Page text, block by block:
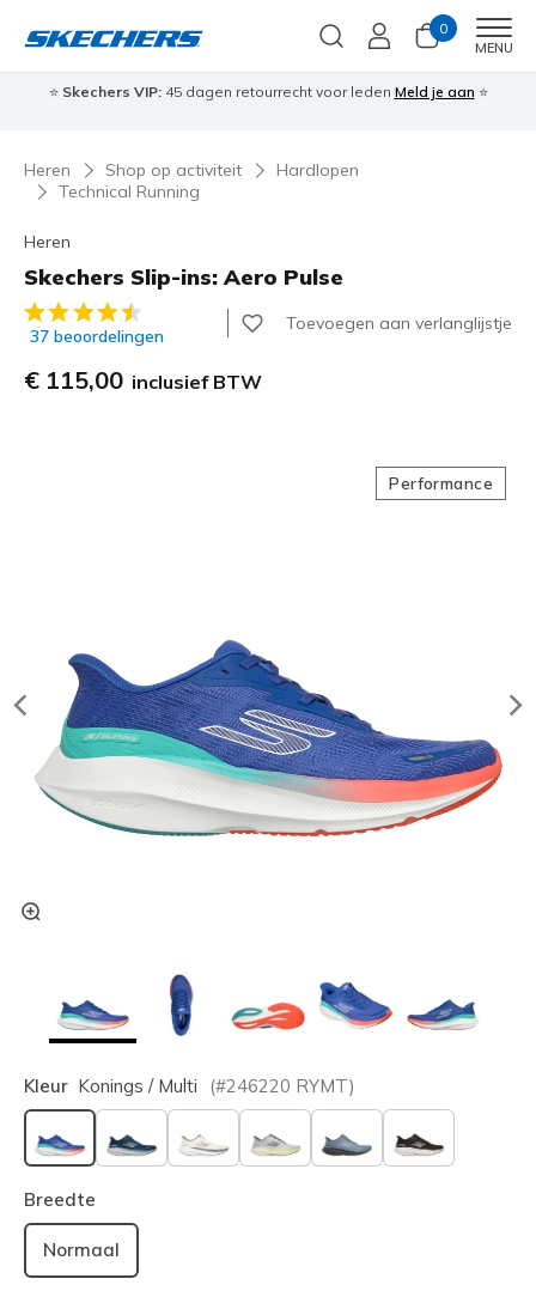
0
MENU
⭐ Skechers VIP:45 dagen retourrecht voor leden Meld je aan ⭐
Heren Shop op activiteit
Hardlopen
Technical Running
Heren
Skechers Slip-ins: Aero Pulse
4,5 van de 5 klantbeoordelingen
37 beoordelingen
Toevoegen aan verlanglijstje
€ 115,00 inclusief BTW
Performance
Kleur Konings / Multi (#246220 RYMT)
geselecteerd
Breedte
Normaal